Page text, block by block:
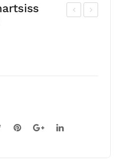
NA
nar
RAI